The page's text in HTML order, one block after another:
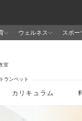
トランペット